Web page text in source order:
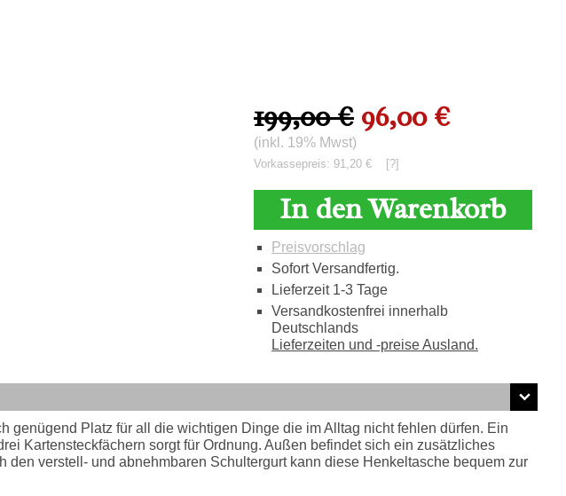
199,00 € 96,00 €
(inkl. 19% Mwst)
Vorkassepreis: 91,20 € [?]
In den Warenkorb
Preisvorschlag
Sofort Versandfertig.
Lieferzeit 1-3 Tage
Versandkostenfrei innerhalb
Deutschlands
Lieferzeiten und -preise Ausland.
genügend Platz für all die wichtigen Dinge die im Alltag nicht fehlen dürfen. Ein
Kartensteckfächern sorgt für Ordnung. Außen befindet sich ein zusätzliches
verstell- und abnehmbaren Schultergurt kann diese Henkeltasche bequem zur